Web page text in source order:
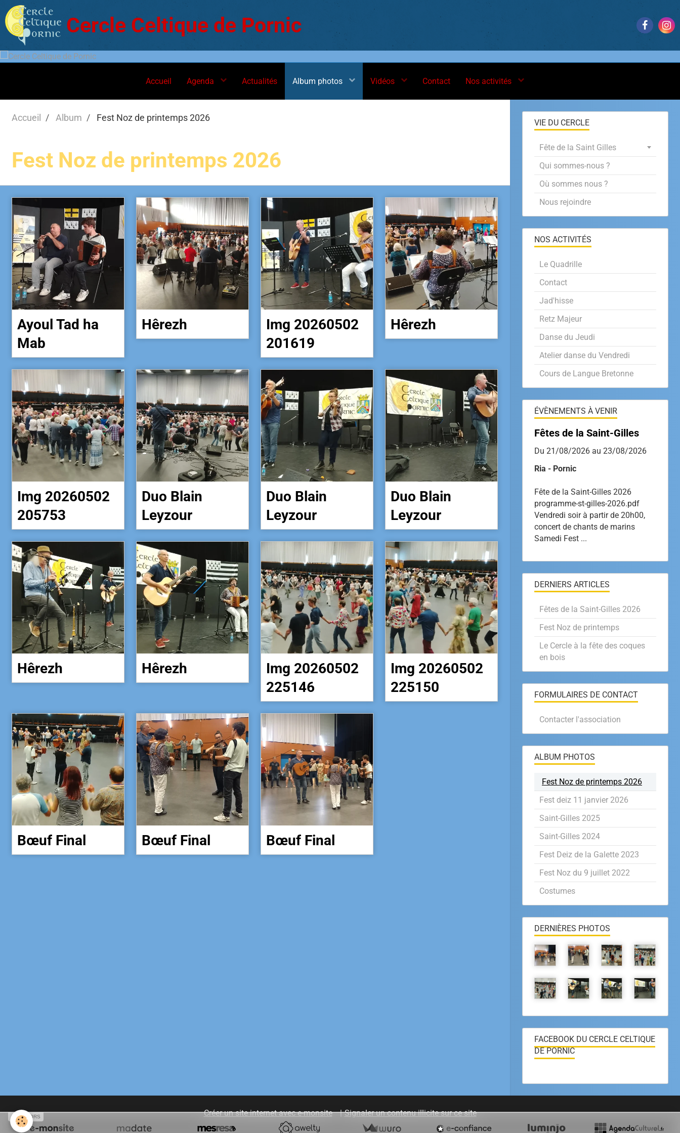
Cercle Celtique de Pornic
Accueil Agenda Actualités Album photos Vidéos Contact Nos activités
Accueil Album Fest Noz de printemps 2026
Fest Noz de printemps 2026
Ayoul Tad ha
Mab
Hêrezh
Img 20260502
201619
Hêrezh
Img 20260502
205753
Duo Blain
Leyzour
Duo Blain
Leyzour
Duo Blain
Leyzour
Hêrezh Hêrezh
Img 20260502
225146
Img 20260502
225150
Bœuf Final Bœuf Final Bœuf Final
VIE DU CERCLE
Fête de la Saint Gilles
Qui sommes-nous ?
Où sommes nous ?
Nous rejoindre
NOS ACTIVITÉS
Le Quadrille
Contact
Jad'hisse
Retz Majeur
Danse du Jeudi
Atelier danse du Vendredi
Cours de Langue Bretonne
ÉVÈNEMENTS À VENIR
Fêtes de la Saint-Gilles
Du 21/08/2026 au 23/08/2026
Ria - Pornic
Fête de la Saint-Gilles 2026
programme-st-gilles-2026.pdf
Vendredi soir à partir de 20h00,
concert de chants de marins
Samedi Fest ...
DERNIERS ARTICLES
Fêtes de la Saint-Gilles 2026
Fest Noz de printemps
Le Cercle à la fête des coques
en bois
FORMULAIRES DE CONTACT
Contacter l'association
ALBUM PHOTOS
Fest Noz de printemps 2026
Fest deiz 11 janvier 2026
Saint-Gilles 2025
Saint-Gilles 2024
Fest Deiz de la Galette 2023
Fest Noz du 9 juillet 2022
Costumes
DERNIÈRES PHOTOS
FACEBOOK DU CERCLE CELTIQUE
DE PORNIC
Créer un site internet avec e-monsite Signaler un contenu illicite sur ce site
SPONSORS